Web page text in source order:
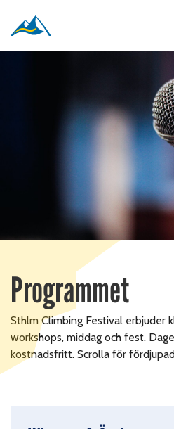
Programmet
Sthlm Climbing Festival erbjuder
workshops, middag och fest.
kostnadsfritt. Scrolla för